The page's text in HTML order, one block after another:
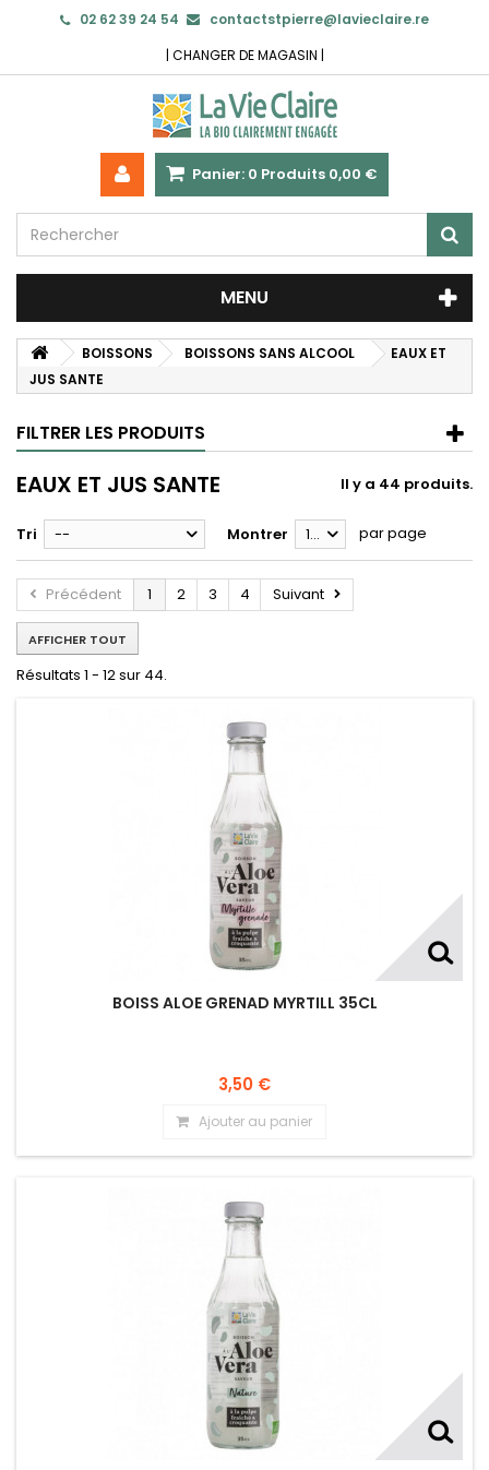
02 62 39 24 54
contactstpierre@lavieclaire.re
| CHANGER DE MAGASIN |
Panier: 0 Produits 0,00 €
MENU
BOISSONS BOISSONS SANS ALCOOL
EAUX ET
JUS SANTE
FILTRER LES PRODUITS
EAUX ET JUS SANTE Il y a 44 produits.
Tri -- Montrer 12 par page
Précédent 1 2 3 4 Suivant
AFFICHER TOUT
Résultats 1 - 12 sur 44.
BOISS ALOE GRENAD MYRTILL 35CL
3,50 €
Ajouter au panier